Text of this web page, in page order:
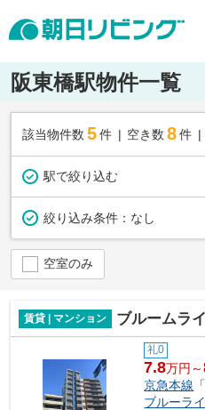
阪東橋駅物件一覧
該当物件数 5件 空き数 8 件
駅で絞り込む
絞り込み条件： なし
空室のみ
賃貸 | マンション ブルームラ
礼0
7.8万円～
京急本線
ブルーラ